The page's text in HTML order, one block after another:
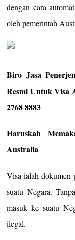
dengan cara
oleh pemerintah
Biro Jasa
Resmi Untuk Visa
2768 8883
Haruskah
Australia
Visa ialah dokumen
suatu Negara.
masuk ke suatu
ilegal.